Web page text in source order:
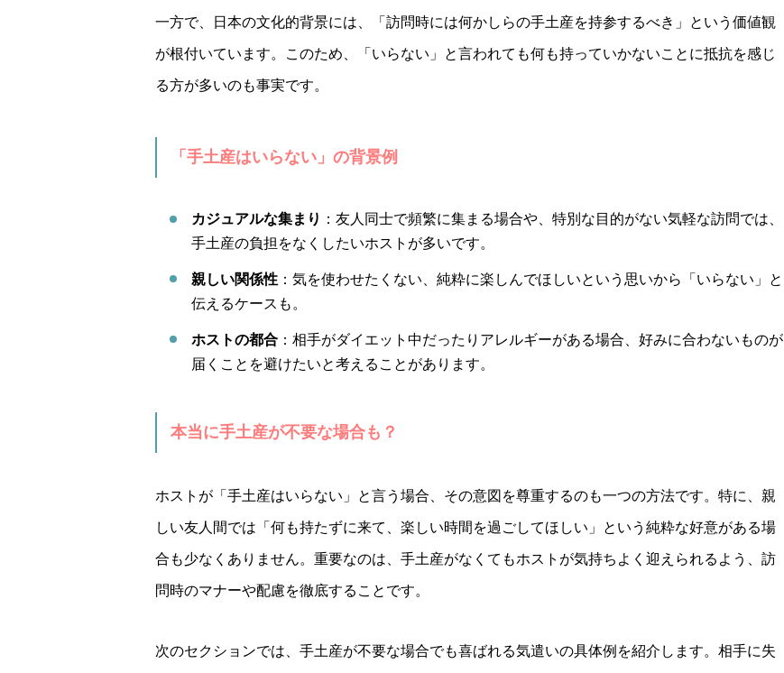
一方で、日本の文化的背景には、「訪問時には何かしらの手土産を持参するべき」という価値観
が根付いています。このため、「いらない」と言われても何も持っていかないことに抵抗を感じ
る方が多いのも事実です。
「手土産はいらない」の背景例
カジュアルな集まり ：友人同士で頻繁に集まる場合や、特別な目的がない気軽な訪問では、
手土産の負担をなくしたいホストが多いです。
親しい関係性 ：気を使わせたくない、純粋に楽しんでほしいという思いから「いらない」と
伝えるケースも。
ホストの都合 ：相手がダイエット中だったりアレルギーがある場合、好みに合わないものが
届くことを避けたいと考えることがあります。
本当に手土産が不要な場合も？
ホストが「手土産はいらない」と言う場合、その意図を尊重するのも一つの方法です。特に、親
しい友人間では「何も持たずに来て、楽しい時間を過ごしてほしい」という純粋な好意がある場
合も少なくありません。重要なのは、手土産がなくてもホストが気持ちよく迎えられるよう、訪
問時のマナーや配慮を徹底することです。
次のセクションでは、手土産が不要な場合でも喜ばれる気遣いの具体例を紹介します。相手に失